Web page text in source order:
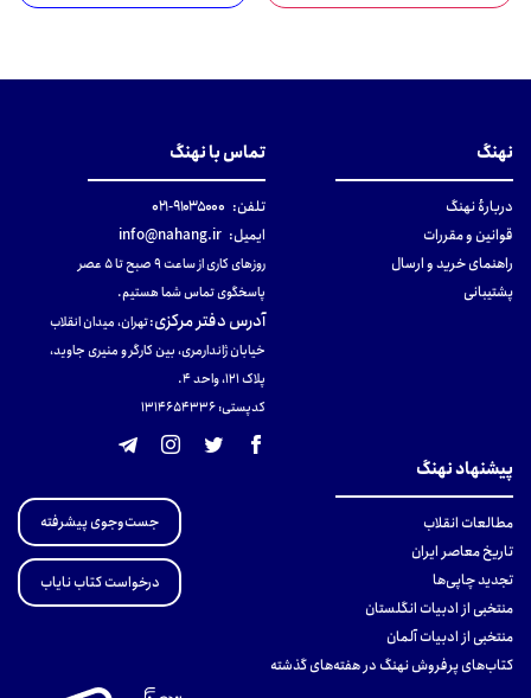
نهنگ
دربارهٔ نهنگ
قوانین و مقررات
راهنمای خرید و ارسال
پشتیبانی
تماس با نهنگ
تلفن: ۹۱۰۳۵۰۰۰-۰۲۱
ایمیل: info@nahang.ir
روزهای کاری از ساعت ۹ صبح تا ۵ عصر
پاسخگوی تماس شما هستیم.
آدرس دفتر مرکزی:تهران، میدان انقلاب
خیابان ژاندارمری، بین کارگر و منیری جاوید،
پلاک 121، واحد ۴.
کدپستی: 131465433۶
پیشنهاد نهنگ
مطالعات انقلاب
تاریخ معاصر ایران
تجدید چاپی‌ها
منتخبی از ادبیات انگلستان
منتخبی از ادبیات آلمان
کتاب‌های پرفروش نهنگ در هفته‌های گذشته
جست‌وجوی پیشرفته
درخواست کتاب نایاب